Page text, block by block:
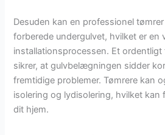
Desuden kan en professionel
forberede undergulvet, hvilket er en
installationsprocessen. Et
sikrer, at gulvbelægningen sidder
fremtidige problemer. Tømrere kan
isolering og lydisolering, hvilket kan
dit hjem.